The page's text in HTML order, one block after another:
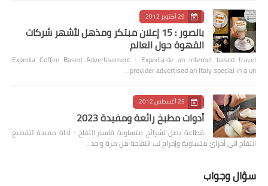
29 أكتوبر 2012
بالصور : 15 إعلان مبتكر ومذهل لأشهر شركات
القهوة حول العالم
Expedia Coffee Based Advertisement : Expedia.de an internet based travel
provider advertised an Italy special in a un…
25 أغسطس 2012
أدوات مطبخ رائعة ومفيدة 2023
قطاعة بصل لشرائح متساوية قاسم التفاح : أداة مفيدة لتقطيع
التفاح الى أجزائ متساوية وإخراج لب التفاحة من مرة واحد…
سؤال وجواب